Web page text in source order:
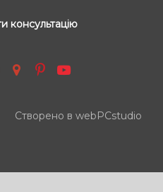
консультацію
Створено в webPCstudio